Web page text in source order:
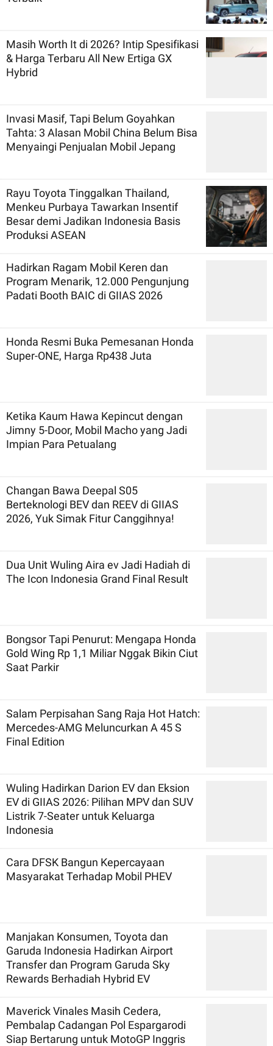
Masih Worth It di 2026? Intip Spesifikasi
& Harga Terbaru All New Ertiga GX
Hybrid
Invasi Masif, Tapi Belum Goyahkan
Tahta: 3 Alasan Mobil China Belum Bisa
Menyaingi Penjualan Mobil Jepang
Rayu Toyota Tinggalkan Thailand,
Menkeu Purbaya Tawarkan Insentif
Besar demi Jadikan Indonesia Basis
Produksi ASEAN
Hadirkan Ragam Mobil Keren dan
Program Menarik, 12.000 Pengunjung
Padati Booth BAIC di GIIAS 2026
Honda Resmi Buka Pemesanan Honda
Super-ONE, Harga Rp438 Juta
Ketika Kaum Hawa Kepincut dengan
Jimny 5-Door, Mobil Macho yang Jadi
Impian Para Petualang
Changan Bawa Deepal S05
Berteknologi BEV dan REEV di GIIAS
2026, Yuk Simak Fitur Canggihnya!
Dua Unit Wuling Aira ev Jadi Hadiah di
The Icon Indonesia Grand Final Result
Bongsor Tapi Penurut: Mengapa Honda
Gold Wing Rp 1,1 Miliar Nggak Bikin Ciut
Saat Parkir
Salam Perpisahan Sang Raja Hot Hatch:
Mercedes-AMG Meluncurkan A 45 S
Final Edition
Wuling Hadirkan Darion EV dan Eksion
EV di GIIAS 2026: Pilihan MPV dan SUV
Listrik 7-Seater untuk Keluarga
Indonesia
Cara DFSK Bangun Kepercayaan
Masyarakat Terhadap Mobil PHEV
Manjakan Konsumen, Toyota dan
Garuda Indonesia Hadirkan Airport
Transfer dan Program Garuda Sky
Rewards Berhadiah Hybrid EV
Maverick Vinales Masih Cedera,
Pembalap Cadangan Pol Espargarodi
Siap Bertarung untuk MotoGP Inggris